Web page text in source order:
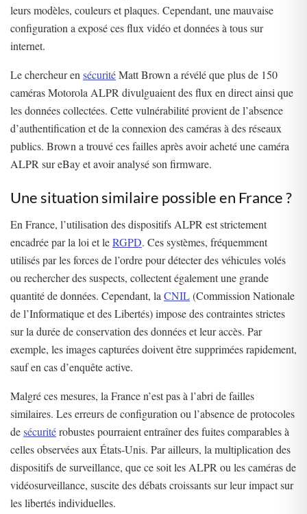
leurs modèles, couleurs et plaques. Cependant, une mauvaise
configuration a exposé ces flux vidéo et données à tous sur
internet.
Le chercheur en sécuritéMatt Brown a révélé que plus de 150
caméras Motorola ALPR divulguaient des flux en direct ainsi que
les données collectées. Cette vulnérabilité provient de l’absence
d’authentification et de la connexion des caméras à des réseaux
publics. Brown a trouvé ces failles après avoir acheté une caméra
ALPR sur eBay et avoir analysé son firmware.
Une situation similaire possible en France ?
En France, l’utilisation des dispositifs ALPR est strictement
encadrée par la loi et leRGPD. Ces systèmes, fréquemment
utilisés par les forces de l’ordre pour détecter des véhicules volés
ou rechercher des suspects, collectent également une grande
quantité de données. Cependant, la CNIL(Commission Nationale
de l’Informatique et des Libertés) impose des contraintes strictes
sur la durée de conservation des données et leur accès. Par
exemple, les images capturées doivent être supprimées rapidement,
sauf en cas d’enquête active.
Malgré ces mesures, la France n’est pas à l’abri de failles
similaires. Les erreurs de configuration ou l’absence de protocoles
desécuritérobustes pourraient entraîner des fuites comparables à
celles observées aux États-Unis. Par ailleurs, la multiplication des
dispositifs de surveillance, que ce soit les ALPR ou les caméras de
vidéosurveillance, suscite des débats croissants sur leur impact sur
les libertés individuelles.